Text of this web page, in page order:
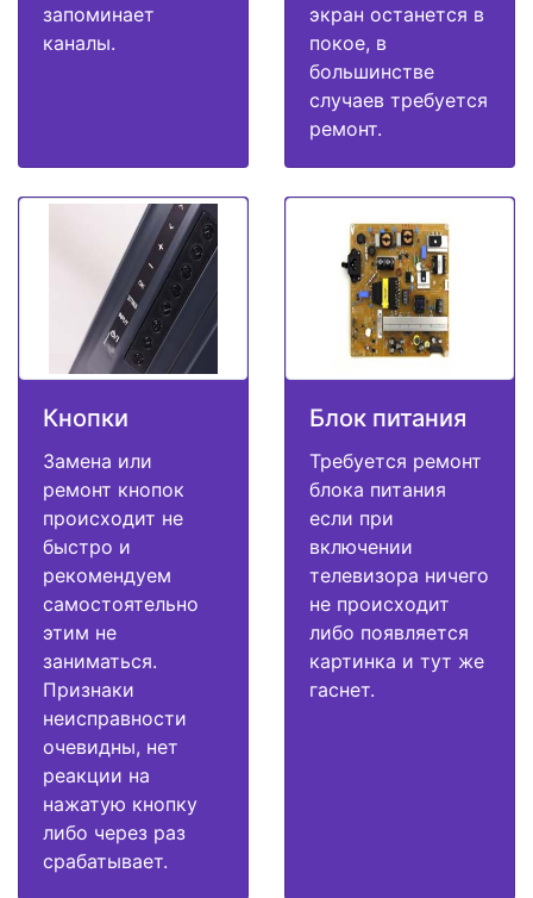
запоминает
каналы.
экран останется в
покое, в
большинстве
случаев требуется
ремонт.
Кнопки
Замена или
ремонт кнопок
происходит не
быстро и
рекомендуем
самостоятельно
этим не
заниматься.
Признаки
неисправности
очевидны, нет
реакции на
нажатую кнопку
либо через раз
срабатывает.
Блок питания
Требуется ремонт
блока питания
если при
включении
телевизора ничего
не происходит
либо появляется
картинка и тут же
гаснет.